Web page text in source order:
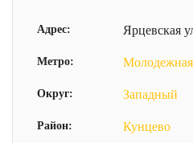
Адрес: Ярцевская
Метро: Молодежная
Округ: Западный
Район: Кунцево